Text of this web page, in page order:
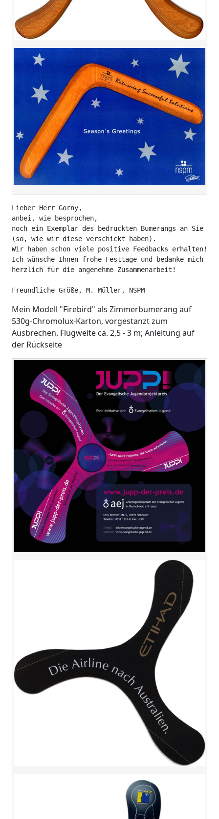
Lieber Herr Gorny,
anbei, wie besprochen,
noch ein Exemplar des bedruckten Bumerangs an Sie
(so, wie wir diese verschickt haben).
Wir haben schon viele positive Feedbacks erhalten!
Ich wünsche Ihnen frohe Festtage und bedanke mich
herzlich für die angenehme Zusammenarbeit!
Mein Modell "Firebird" als Zimmerbumerang auf
530g-Chromolux-Karton, vorgestanzt zum
Ausbrechen. Flugweite ca. 2,5 - 3 m; Anleitung auf
der Rückseite